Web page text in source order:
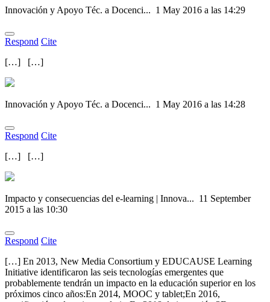
Innovación y Apoyo Téc. a Docenci... 1 May 2016 a las 14:29
Respond Cite
[…] […]
Innovación y Apoyo Téc. a Docenci... 1 May 2016 a las 14:28
Respond Cite
[…] […]
Impacto y consecuencias del e-learning | Innova... 11 September
2015 a las 10:30
Respond Cite
[…] En 2013, New Media Consortium y EDUCAUSE Learning
Initiative identificaron las seis tecnologías emergentes que
probablemente tendrán un impacto en la educación superior en los
próximos cinco años:En 2014, MOOC y tablet;En 2016,